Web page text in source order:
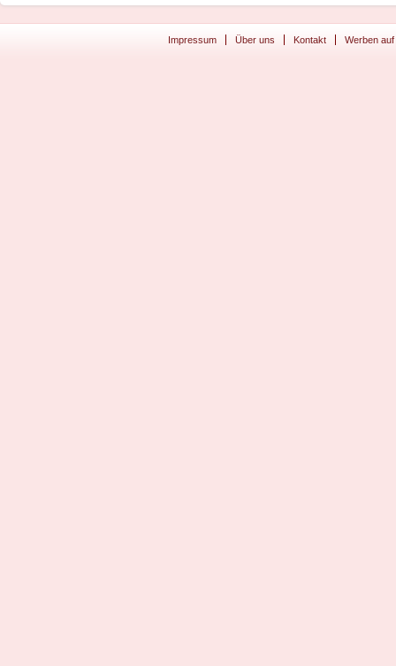
Impressum Über uns Kontakt Werben